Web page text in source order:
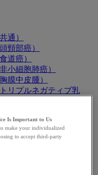
通）
頸部癌）
道癌）
小細胞肺癌）
膜中皮腫）
リプルネガティブ乳
道癌）
細胞癌）
路上皮癌）
宮頸癌）
Is Important to Us
make your individualized
to accept third-party